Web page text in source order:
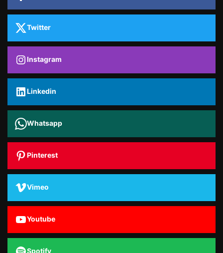
Twitter
Instagram
Linkedin
Whatsapp
Pinterest
Vimeo
Youtube
Spotify